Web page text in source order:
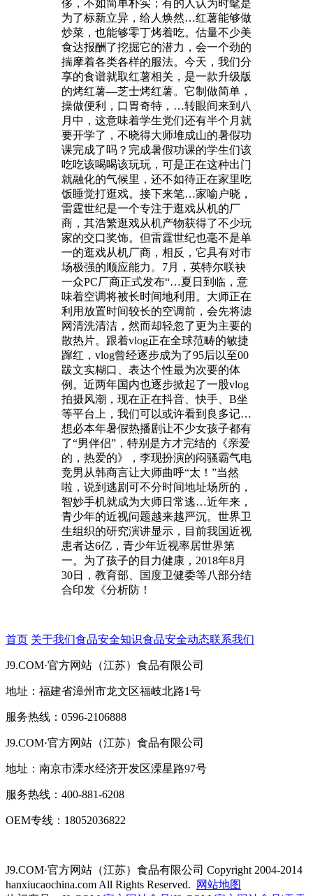
侈，不如简单朴实；有的人认为时髦是
为了标新立异，给人焕然…红薯能够做
炒菜，也能够零丁烤着吃。估量不少美
食达报酬了挖掘它的潜力，会一个劲的
揣摩着各类各样的服法。今天，我们分
享的食谱就取红薯相关，是一款升级版
的烤红薯—芝士烤红薯。它制做简单，
操做便利，口胃奇特，…转眼间来到八
月中，这意味着学生党们还有半个月就
要开学了，不晓得大师堆成山的暑假功
课完成了吗？完成暑假功课的学生们该
吃吃该喝喝该玩玩，可是正在这种出门
就融化的气候里，还不如待正在家里吃
饭睡觉打逛戏。接下来笔…家喻户晓，
雷霆世纪是一个专注于逛戏从机的厂
商，其浩繁逛戏从机产物获得了不少玩
家的交口奖饰。但雷霆世纪也毫不是单
一的逛戏从机厂商，相反，它具有对市
场极强的顺应能力。7月，英特尔联袂
一众PC厂商正式发布“…夏日到临，意
味着空调将被长时间地利用。大师正在
利用放置时间较长的空调前，会先将滤
网清洗清洁，然而却轻忽了更为主要的
散热片。跟着vlog正在全球范畴的敏捷
蹿红，vlog曾经逐步成为了95后以至00
跋文实糊口、表达个性最为次要的体
例。近两年国内也逐步掀起了一股vlog
拍摄风潮，现在正在抖音、快手、B坐
等平台上，我们可以或许看到良多记…
想必本年暑假热播剧让不少女孩子都有
了“男伴侣”，特别是方才完结的《亲爱
的，热爱的》，李现扮演的闷骚霸气电
竞男从韩商言让大师曲呼“太！”当然
啦，说到逃剧可不分时间地址场所的，
智妙手机就成为大师日常逃…近年来，
青少年的近视问题越来越严沉。世界卫
生组织的研究演讲显示，目前我国近视
患者达6亿，青少年近视率居世界第
一。为了孩子的目力健康，2018年8月
30日，教育部、国度卫健委等八部分结
合印发《分析防！
首页 关于我们食品安全知识食品安全动态联系我们
J9.COM·官方网站（江苏）食品有限公司
地址：福建省漳州市龙文区福岐北路1号
服务热线：0596-2106888
J9.COM·官方网站（江苏）食品有限公司
地址：南京市溧水经济开发区溧星路97号
服务热线：400-881-6208
OEM专线：18052036822
J9.COM·官方网站（江苏）食品有限公司 Copyright 2004-2014
hanxiucaochina.com All Rights Reserved.
网站地图